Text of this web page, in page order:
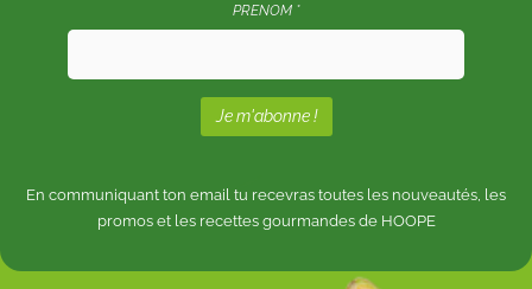
PRENOM *
En communiquant ton email tu recevras toutes les nouveautés, les
promos et les recettes gourmandes de HOOPE